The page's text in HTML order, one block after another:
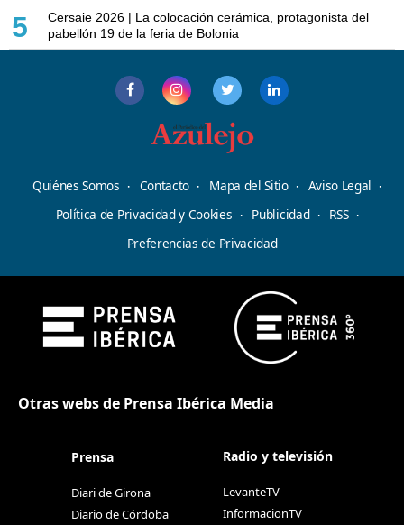
5
Cersaie 2026 | La colocación cerámica, protagonista del
pabellón 19 de la feria de Bolonia
Quiénes Somos Contacto Mapa del Sitio
Aviso Legal
Política de Privacidad y Cookies
Publicidad
RSS
Preferencias de Privacidad
Otras webs de Prensa Ibérica Media
Prensa
Diari de Girona
Diario de Córdoba
Radio y televisión
LevanteTV
InformacionTV